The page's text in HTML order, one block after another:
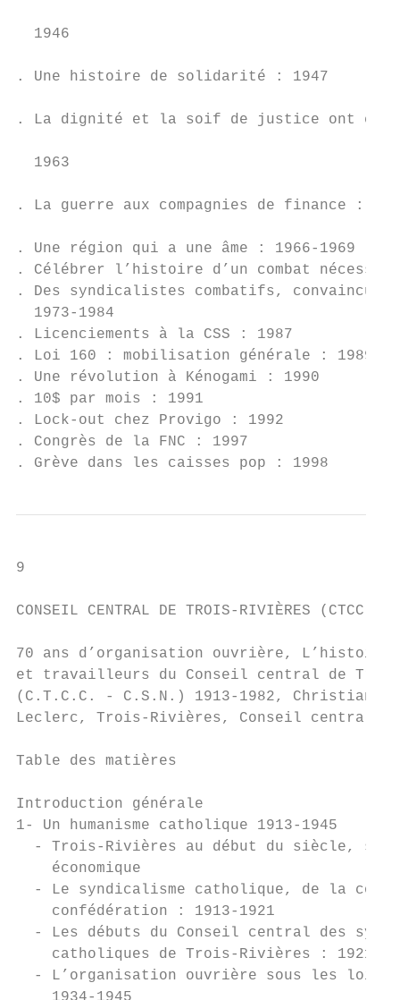
  1946
. Une histoire de solidarité : 1947
. La dignité et la soif de justice ont été
  1963
. La guerre aux compagnies de finance :
. Une région qui a une âme : 1966-1969
. Célébrer l’histoire d’un combat
. Des syndicalistes combatifs, convaincus
  1973-1984
. Licenciements à la CSS : 1987
. Loi 160 : mobilisation générale : 1989
. Une révolution à Kénogami : 1990
. 10$ par mois : 1991
. Lock-out chez Provigo : 1992
. Congrès de la FNC : 1997
. Grève dans les caisses pop : 1998
9
CONSEIL CENTRAL DE TROIS-RIVIÈRES (CTCC-
70 ans d’organisation ouvrière,
et travailleurs du Conseil central de
(C.T.C.C. - C.S.N.) 1913-1982, Christiane
Leclerc, Trois-Rivières, Conseil central
Table des matières
Introduction générale
1- Un humanisme catholique 1913-
- Trois-Rivières au début du siècle,
économique
- Le syndicalisme catholique, de la
confédération : 1913-1921
- Les débuts du Conseil central des
catholiques de Trois-Rivières : 1921-
- L’organisation ouvrière sous les lois